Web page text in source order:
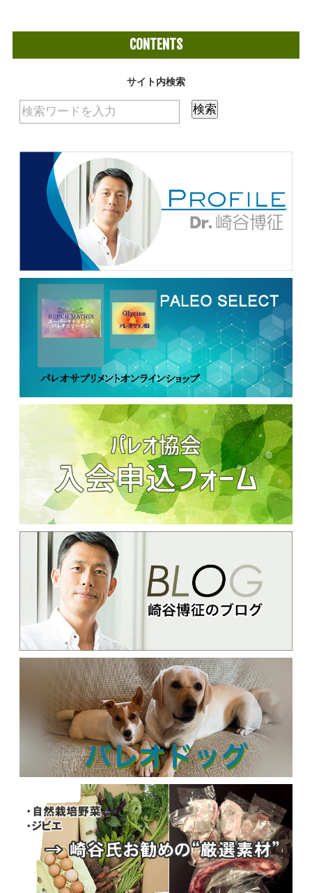
CONTENTS
サイト内検索